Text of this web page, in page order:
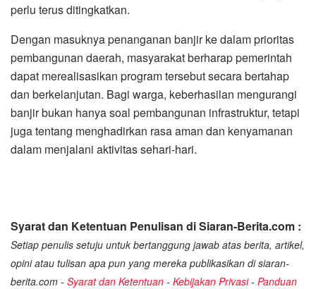
perlu terus ditingkatkan.
Dengan masuknya penanganan banjir ke dalam prioritas
pembangunan daerah, masyarakat berharap pemerintah
dapat merealisasikan program tersebut secara bertahap
dan berkelanjutan. Bagi warga, keberhasilan mengurangi
banjir bukan hanya soal pembangunan infrastruktur, tetapi
juga tentang menghadirkan rasa aman dan kenyamanan
dalam menjalani aktivitas sehari-hari.
Syarat dan Ketentuan Penulisan di Siaran-Berita.com :
Setiap penulis setuju untuk bertanggung jawab atas berita, artikel,
opini atau tulisan apa pun yang mereka publikasikan di siaran-
berita.com - Syarat dan Ketentuan - Kebijakan Privasi- Panduan